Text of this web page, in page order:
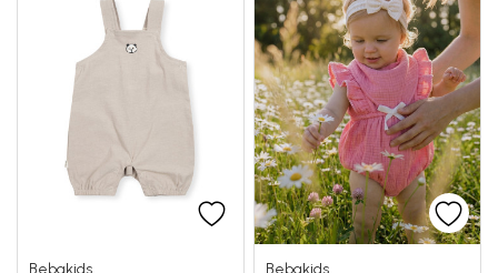
Bebakids Bebakids